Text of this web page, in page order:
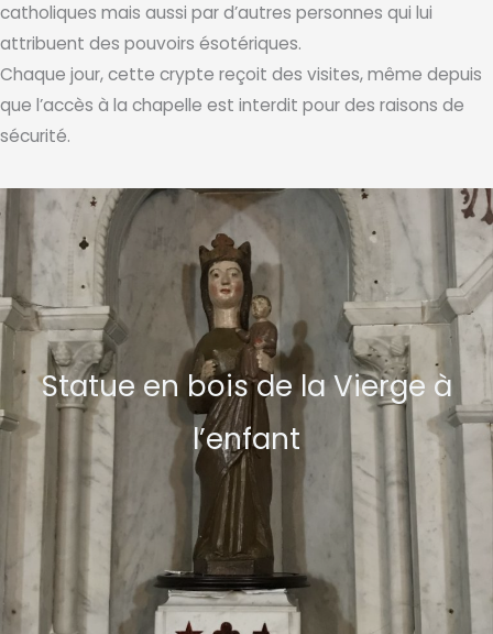
catholiques mais aussi par d’autres personnes qui lui
attribuent des pouvoirs ésotériques.
Chaque jour, cette crypte reçoit des visites, même depuis
que l’accès à la chapelle est interdit pour des raisons de
sécurité.
Statue en bois de la Vierge à
l’enfant